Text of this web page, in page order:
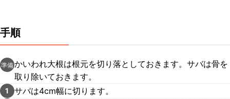
手順
準備かいわれ大根は根元を切り落としておきます。サバは骨を
取り除いておきます。
1 サバは4cm幅に切ります。